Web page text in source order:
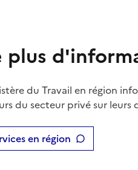
plus
du Travail en région
du secteur privé sur
en région